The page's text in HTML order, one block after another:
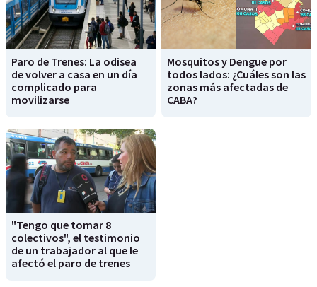
Paro de Trenes: La odisea
de volver a casa en un día
complicado para
movilizarse
Mosquitos y Dengue por
todos lados: ¿Cuáles son las
zonas más afectadas de
CABA?
"Tengo que tomar 8
colectivos", el testimonio
de un trabajador al que le
afectó el paro de trenes